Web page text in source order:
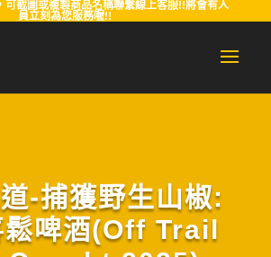
可截圖或複製商品名稱聯繫線上客服!!將會有人
員立刻為您服務喔!!
-捕獲野生山椒:
鬆啤酒(Off Trail